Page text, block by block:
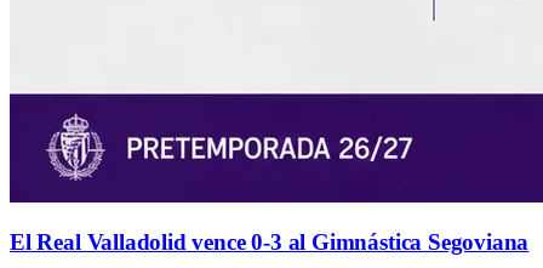
El Real Valladolid vence 0-3 al Gimnástica Segoviana